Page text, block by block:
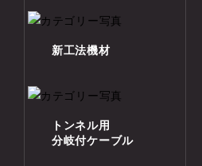
新工法機材
トンネル用
分岐付ケーブル